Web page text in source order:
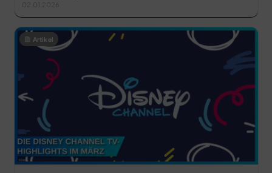
Artikel